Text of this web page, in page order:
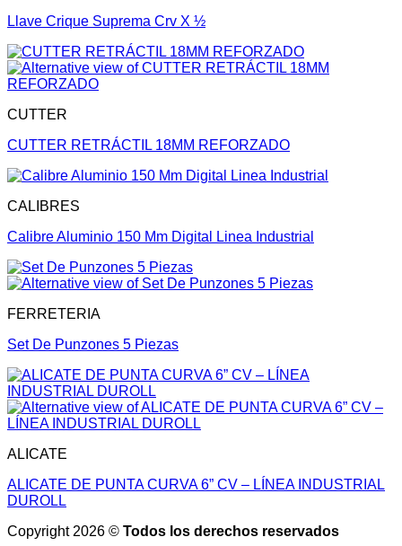
Llave Crique Suprema Crv X ½
CUTTER
CUTTER RETRÁCTIL 18MM REFORZADO
CALIBRES
Calibre Aluminio 150 Mm Digital Linea Industrial
FERRETERIA
Set De Punzones 5 Piezas
ALICATE
ALICATE DE PUNTA CURVA 6” CV – LÍNEA INDUSTRIAL
DUROLL
Copyright 2026 © Todos los derechos reservados